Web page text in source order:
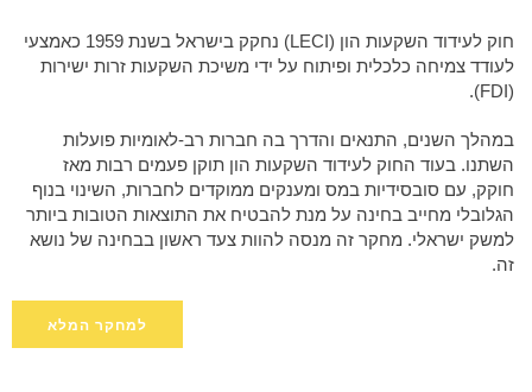
חוק לעידוד השקעות הון (LECI) נחקק בישראל בשנת 1959 כאמצעי
לעודד צמיחה כלכלית ופיתוח על ידי משיכת השקעות זרות ישירות
(FDI).
במהלך השנים, התנאים והדרך בה חברות רב-לאומיות פועלות
השתנו. בעוד החוק לעידוד השקעות הון תוקן פעמים רבות מאז
חוקק, עם סובסידיות במס ומענקים ממוקדים לחברות, השינוי בנוף
הגלובלי מחייב בחינה על מנת להבטיח את התוצאות הטובות ביותר
למשק ישראלי. מחקר זה מנסה להוות צעד ראשון בבחינה של נושא
זה.
למחקר המלא